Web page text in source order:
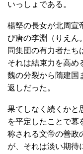
いっしょである。
楊堅の長女が北周宣
び唐の李淵（りえん
同集団の有力者たち
それは結束力を高め
魏の分裂から隋建国
返しだった。
果てしなく続くかと
を平定したことで幕
称される文帝の善政
が、それは淡い期待